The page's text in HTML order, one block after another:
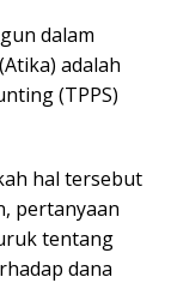
dalam
adalah
(TPPS)
hal tersebut
pertanyaan
tentang
dana